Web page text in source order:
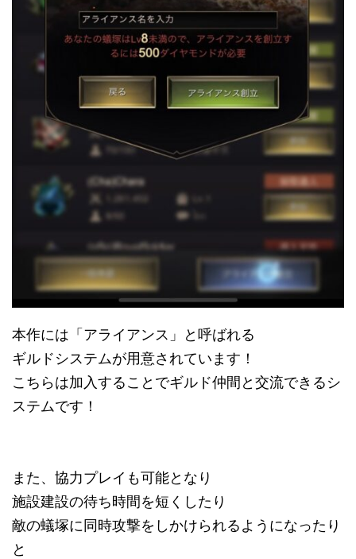
本作には「アライアンス」と呼ばれる
ギルドシステムが用意されています！
こちらは加入することでギルド仲間と交流できるシ
ステムです！
また、協力プレイも可能となり
施設建設の待ち時間を短くしたり
敵の蟻塚に同時攻撃をしかけられるようになったり
と